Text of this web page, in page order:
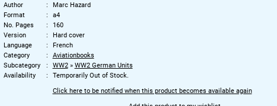
Author
Marc Hazard
Format
a4
No. Pages
160
Version
Hard cover
Language
French
Category
Aviationbooks
Subcategory
WW2» WW2 German Units
Availability
Temporarily Out of Stock.
Click here to be notified when this product becomes available again